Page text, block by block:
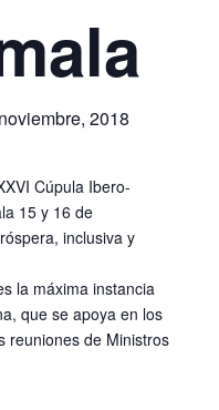
2018
Cúpula Ibero-
15 y 16 de
inclusiva y
la máxima instancia
que se apoya en los
reuniones de Ministros